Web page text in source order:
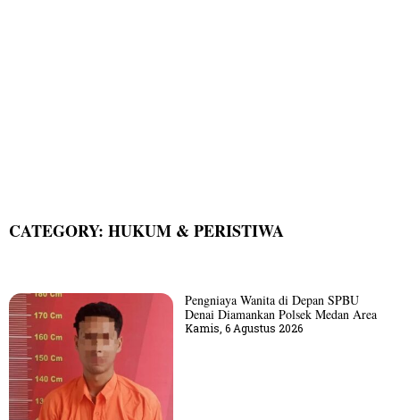
CATEGORY: HUKUM & PERISTIWA
Pengniaya Wanita di Depan SPBU
Denai Diamankan Polsek Medan Area
Kamis, 6 Agustus 2026